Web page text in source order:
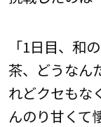
「1日目、和
茶、どうなん
れどクセもな
んのり甘くて